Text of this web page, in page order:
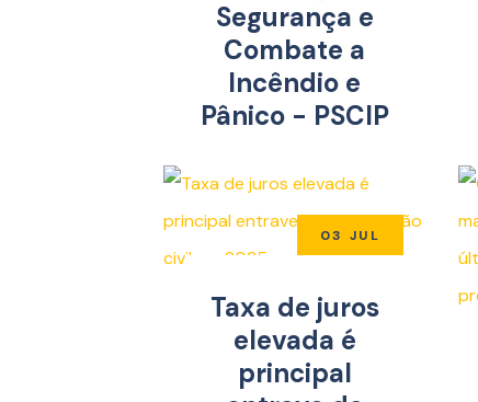
Segurança e
Combate a
Incêndio e
Pânico - PSCIP
03 JUL
Taxa de juros
elevada é
principal